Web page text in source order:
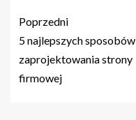
Poprzedni
5 najlepszych sposobów
zaprojektowania strony
firmowej